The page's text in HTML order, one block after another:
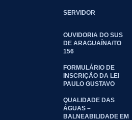
SERVIDOR
OUVIDORIA DO SUS
DE ARAGUAÍNA/TO
156
FORMULÁRIO DE
INSCRIÇÃO DA LEI
PAULO GUSTAVO
QUALIDADE DAS
ÁGUAS –
BALNEABILIDADE EM